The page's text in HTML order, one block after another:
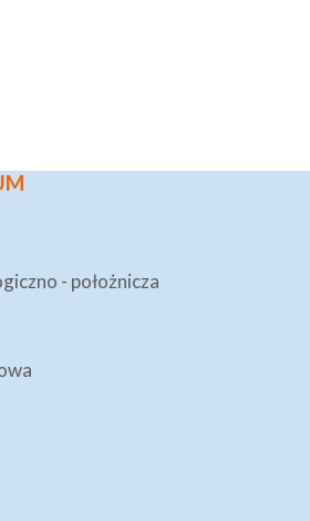
- położnicza